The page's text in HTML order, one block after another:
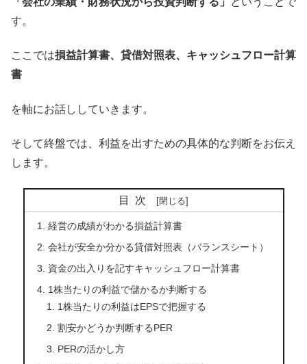
す。
ここでは損益計算書、貸借対照表、キャッシュフロー計算
書
を軸にお話ししていきます。
そして終盤では、利益を出すための具体的な判断をお伝え
します。
目次
経営の成績がわかる損益計算書
会社が安全か分かる貸借対照表（バランスシート）
資金の出入りを記すキャッシュフロー計算書
1株当たりの利益で儲かるか判断する
1株当たりの利益はEPSで把握する
割安かどうか判断するPER
PERの活かし方